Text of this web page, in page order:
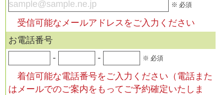
※ 必須
受信可能なメールアドレスをご入力ください
お電話番号
-
- ※ 必須
着信可能な電話番号をご入力ください（電話また
はメールでのご案内をもってご予約確定いたしま